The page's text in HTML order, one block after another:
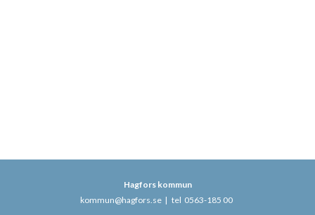
Hagfors kommun
kommun@hagfors.se| tel 0563-185 00